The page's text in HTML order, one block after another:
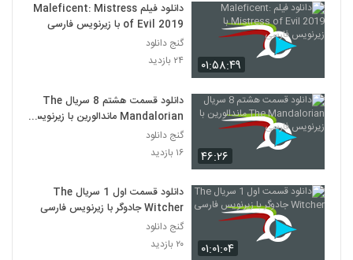
۰۱:۵۸:۴۹
دانلود فیلم Maleficent: Mistress
of Evil 2019 با زیرنویس فارسی
گنج دانلود
۲۴ بازدید
۴۶:۲۶
دانلود قسمت هشتم 8 سریال The
Mandalorian ماندالورین با زیرنویس
فارسی
گنج دانلود
۱۶ بازدید
۰۱:۰۱:۰۴
دانلود قسمت اول 1 سریال The
Witcher جادوگر با زیرنویس فارسی
گنج دانلود
۲۰ بازدید